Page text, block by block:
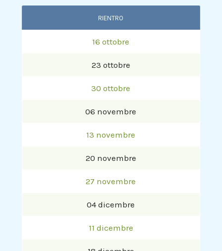
RIENTRO
16 ottobre
23 ottobre
30 ottobre
06 novembre
13 novembre
20 novembre
27 novembre
04 dicembre
11 dicembre